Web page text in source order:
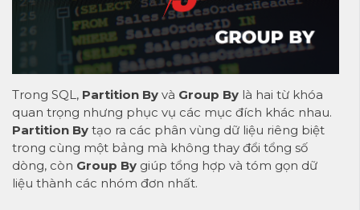
Trong SQL, Partition By và Group By là hai từ khóa
quan trọng nhưng phục vụ các mục đích khác nhau.
Partition By tạo ra các phân vùng dữ liệu riêng biệt
trong cùng một bảng mà không thay đổi tổng số
dòng, còn Group By giúp tổng hợp và tóm gọn dữ
liệu thành các nhóm đơn nhất.